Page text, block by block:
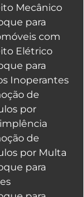
Mecânico
para
com
Elétrico
para
Inoperantes
de
por
de
por Multa
para